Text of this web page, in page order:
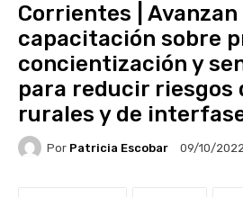
Corrientes | Avanzan
capacitación sobre
concientización y
para reducir riesgos
rurales y de
Por Patricia Escobar 09/10/